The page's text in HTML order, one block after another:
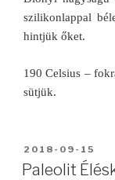
szilikonlappal
hintjük őket.
190 Celsius –
sütjük.
BEKÜLDVE:
2018-09-15
Paleolit